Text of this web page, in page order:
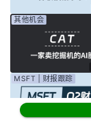
其他机会
MSFT | 财报跟踪